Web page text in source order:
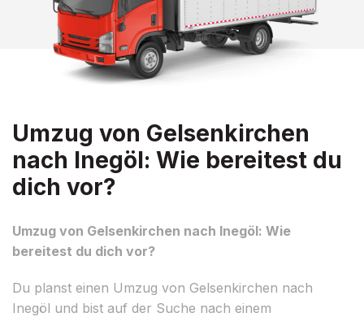
Umzug von Gelsenkirchen
nach Inegöl: Wie bereitest du
dich vor?
Umzug von Gelsenkirchen nach Inegöl: Wie
bereitest du dich vor?
Du planst einen Umzug von Gelsenkirchen nach
Inegöl und bist auf der Suche nach einem